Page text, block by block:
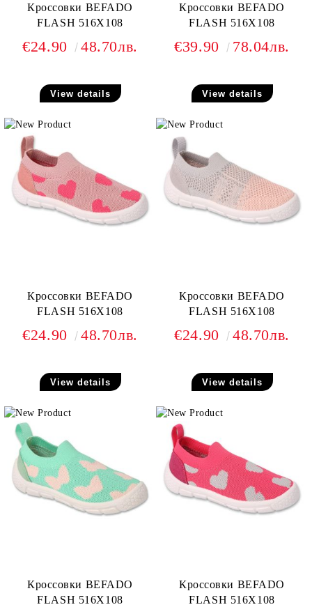
Кроссовки BEFADO
FLASH 516X108
€24.90 48.70лв.
View details
Кроссовки BEFADO
FLASH 516X108
€39.90 78.04лв.
View details
Кроссовки BEFADO
FLASH 516X108
€24.90 48.70лв.
View details
Кроссовки BEFADO
FLASH 516X108
€24.90 48.70лв.
View details
Кроссовки BEFADO
FLASH 516X108
Кроссовки BEFADO
FLASH 516X108